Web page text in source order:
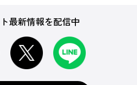
最新情報を配信中